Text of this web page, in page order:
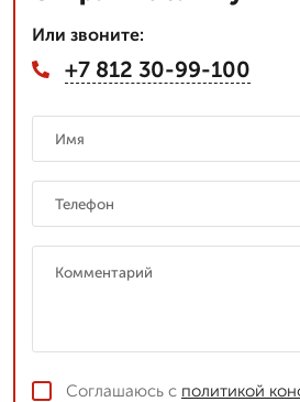
Или звоните:
+7 812 30-99-100
Соглашаюсь с политикой